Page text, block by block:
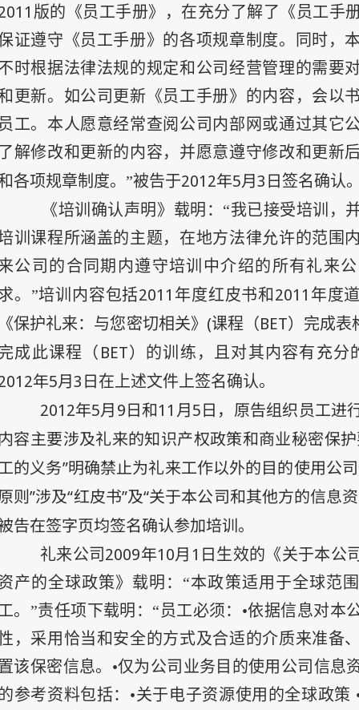
版的《员工手册》，在充分了解了《员工手
证遵守《员工手册》的各项规章制度。同时，
时根据法律法规的规定和公司经营管理的需要
更新。如公司更新《员工手册》的内容，会以
工。本人愿意经常查阅公司内部网或通过其它
解修改和更新的内容，并愿意遵守修改和更新
各项规章制度。”被告于2012年5月3日签名确认
《培训确认声明》载明：“我已接受培训，
训课程所涵盖的主题，在地方法律允许的范围
公司的合同期内遵守培训中介绍的所有礼来
。”培训内容包括2011 年度红皮书和 2011 年度
保护礼来：与您密切相关》 (课程（BET）完成表
成此课程（ BET）的训练，且对其内容有充分
年5月3日在上述文件上签名确认。
2012年5月9日和11 月5日 ，原告组织员工进
容主要涉及礼来的知识产权政策和商业秘密保
的义务”明确禁止为礼来工作以外的目的使用公
则”涉及“红皮书”及“关于本公司和其他方的信息
告在签字页均签名确认参加培训。
礼来公司 2009年10月 1 日生效的《关于本公
产的全球政策》载明：“本政策适用于全球范
。”责任项下载明：“员工必须：•依据信息对本
，采用恰当和安全的方式及合适的介质来准备
该保密信息。•仅为公司业务目的使用公司信息
参考资料包括：•关于电子资源使用的全球政策